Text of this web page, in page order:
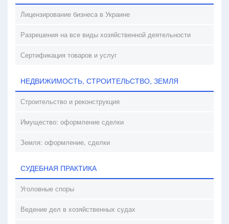
Лицензирование бизнеса в Украине
Разрешения на все виды хозяйственной деятельности
Сертификация товаров и услуг
НЕДВИЖИМОСТЬ, СТРОИТЕЛЬСТВО, ЗЕМЛЯ
Строительство и реконструкция
Имущество: оформление сделки
Земля: оформление, сделки
СУДЕБНАЯ ПРАКТИКА
Уголовные споры
Ведение дел в хозяйственных судах